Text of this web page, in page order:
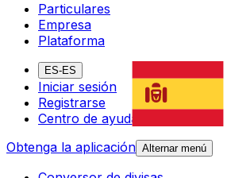
Particulares
Empresa
Plataforma
ES-ES
Iniciar sesión
Registrarse
Centro de ayuda
Obtenga la aplicación Alternar menú